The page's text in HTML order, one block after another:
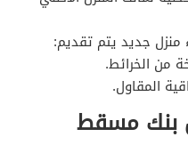
جديد يتم تقديم:
من الخرائط.
المقاول.
مسقط